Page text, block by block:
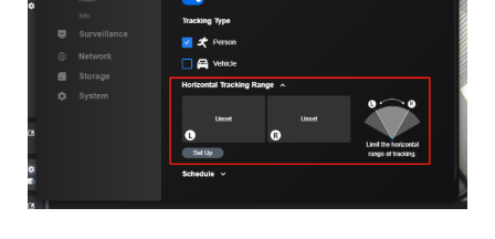
#Reolink NVR Sistemi ile Kamera Görüntülerini
Nasıl Yönetirsiniz?